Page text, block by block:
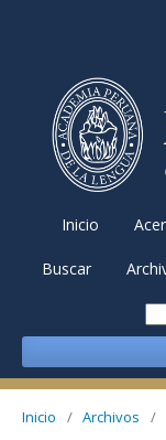
Inicio
Buscar
Inicio / Archivos /